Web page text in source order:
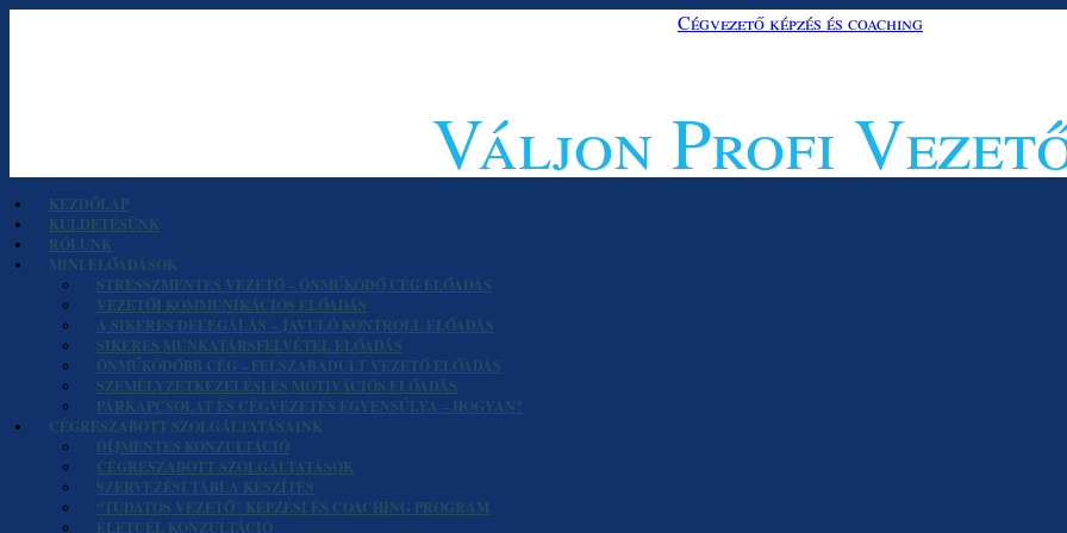
Cégvezető képzés és coaching
Váljon Profi
KEZDŐLAP
KÜLDETÉSÜNK
RÓLUNK
MINI ELŐADÁSOK
STRESSZMENTES VEZETŐ – ÖNMŰKÖDŐ CÉG ELŐADÁS
VEZETŐI KOMMUNIKÁCIÓS ELŐADÁS
A SIKERES DELEGÁLÁS – JAVULÓ KONTROLL ELŐADÁS
SIKERES MUNKATÁRSFELVÉTEL ELŐADÁS
ÖNMŰKÖDŐBB CÉG – FELSZABADULT VEZETŐ ELŐADÁS
SZEMÉLYZETKEZELÉSI ÉS MOTIVÁCIÓS ELŐADÁS
PÁRKAPCSOLAT ÉS CÉGVEZETÉS EGYENSÚLYA – HOGYAN?
CÉGRESZABOTT SZOLGÁLTATÁSAINK
DÍJMENTES KONZULTÁCIÓ
CÉGRESZABOTT SZOLGÁLTATÁSOK
SZERVEZÉSI TÁBLA KÉSZÍTÉS
“TUDATOS VEZETŐ” KÉPZÉSI ÉS COACHING PROGRAM
ÉLETCÉL KONZULTÁCIÓ